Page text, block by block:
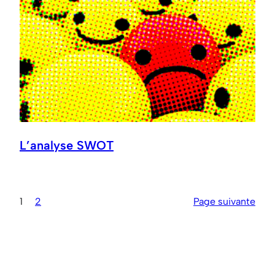
L’analyse SWOT
1 2 Page suivante